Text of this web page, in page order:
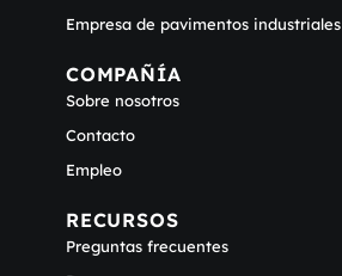
Empresa de pavimentos industriales
COMPAÑÍA
Sobre nosotros
Contacto
Empleo
RECURSOS
Preguntas frecuentes